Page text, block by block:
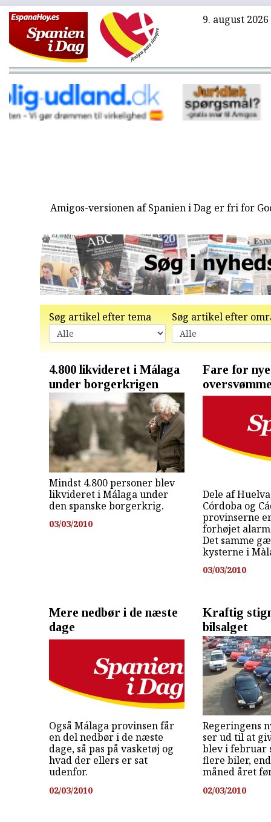
9. august 2026
Amigos-versionen af Spanien i Dag er fri for
Søg artikel efter tema Søg artikel efter
4.800 likvideret i Málaga
under borgerkrigen
Mindst 4.800 personer blev
likvideret i Málaga under
den spanske borgerkrig.
03/03/2010
Fare for nye
Dele af
Córdoba og
provinserne
forhøjet
Det samme
kysterne i
03/03/2010
Mere nedbør i de næste
dage
Også Málaga provinsen får
en del nedbør i de næste
dage, så pas på vasketøj og
hvad der ellers er sat
udenfor.
02/03/2010
Kraftig
bilsalget
Regeringens
ser ud til at
blev i februar
flere biler,
måned året
02/03/2010